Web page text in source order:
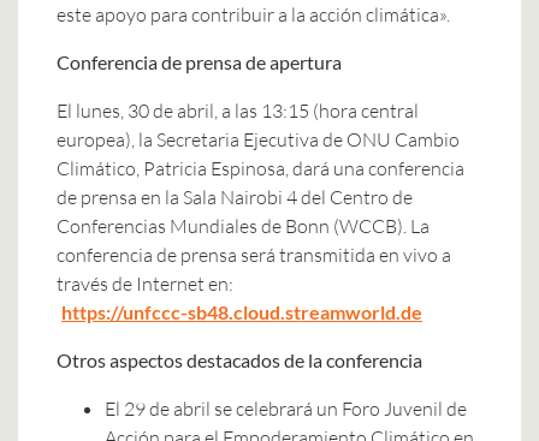
este apoyo para contribuir a la acción climática».
Conferencia de prensa de apertura
El lunes, 30 de abril, a las 13:15 (hora central
europea), la Secretaria Ejecutiva de ONU Cambio
Climático, Patricia Espinosa, dará una conferencia
de prensa en la Sala Nairobi 4 del Centro de
Conferencias Mundiales de Bonn (WCCB). La
conferencia de prensa será transmitida en vivo a
través de Internet en:
https://unfccc-sb48.cloud.streamworld.de
Otros aspectos destacados de la conferencia
El 29 de abril se celebrará un Foro Juvenil de